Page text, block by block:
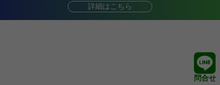
問合せ
詳細はこちら